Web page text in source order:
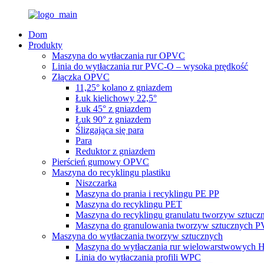
Dom
Produkty
Maszyna do wytłaczania rur OPVC
Linia do wytłaczania rur PVC-O – wysoka prędkość
Złączka OPVC
11,25° kolano z gniazdem
Łuk kielichowy 22,5°
Łuk 45° z gniazdem
Łuk 90° z gniazdem
Ślizgająca się para
Para
Reduktor z gniazdem
Pierścień gumowy OPVC
Maszyna do recyklingu plastiku
Niszczarka
Maszyna do prania i recyklingu PE PP
Maszyna do recyklingu PET
Maszyna do recyklingu granulatu tworzyw
Maszyna do granulowania tworzyw sztucznych
Maszyna do wytłaczania tworzyw sztucznych
Maszyna do wytłaczania rur wielowarstwowych
Linia do wytłaczania profili WPC